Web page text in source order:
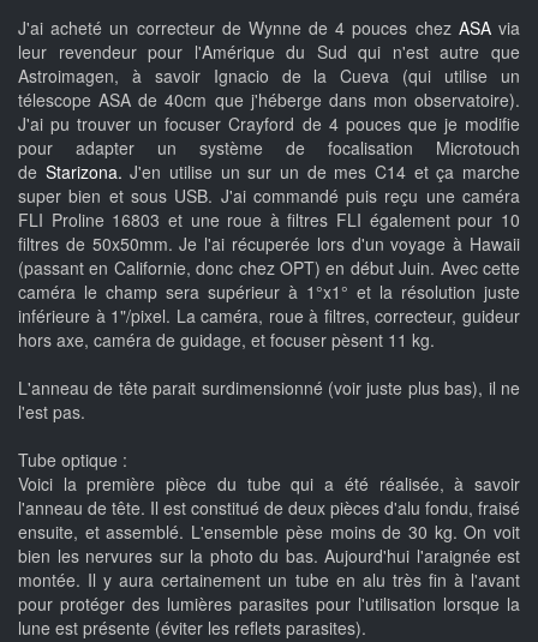
J'ai acheté un correcteur de Wynne de 4 pouces chez ASAvia
leur revendeur pour l'Amérique du Sud qui n'est autre que
Astroimagen, à savoir Ignacio de la Cueva (qui utilise un
télescope ASA de 40cm que j'héberge dans mon observatoire).
J'ai pu trouver un focuser Crayford de 4 pouces que je modifie
pour adapter un système de focalisation Microtouch
de Starizona. J'en utilise un sur un de mes C14 et ça marche
super bien et sous USB. J'ai commandé puis reçu une caméra
FLI Proline 16803 et une roue à filtres FLI également pour 10
filtres de 50x50mm. Je l'ai récuperée lors d'un voyage à Hawaii
(passant en Californie, donc chez OPT) en début Juin. Avec cette
caméra le champ sera supérieur à 1°x1° et la résolution juste
inférieure à 1"/pixel. La caméra, roue à filtres, correcteur, guideur
hors axe, caméra de guidage, et focuser pèsent 11 kg.
L'anneau de tête parait surdimensionné (voir juste plus bas), il ne
l'est pas.
Tube optique :
Voici la première pièce du tube qui a été réalisée, à savoir
l'anneau de tête. Il est constitué de deux pièces d'alu fondu, fraisé
ensuite, et assemblé. L'ensemble pèse moins de 30 kg. On voit
bien les nervures sur la photo du bas. Aujourd'hui l'araignée est
montée. Il y aura certainement un tube en alu très fin à l'avant
pour protéger des lumières parasites pour l'utilisation lorsque la
lune est présente (éviter les reflets parasites).